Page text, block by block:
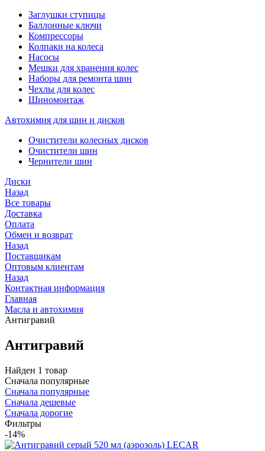
Заглушки ступицы
Баллонные ключи
Компрессоры
Колпаки на колеса
Насосы
Мешки для хранения колес
Наборы для ремонта шин
Чехлы для колес
Шиномонтаж
Автохимия для шин и дисков
Очистители колесных дисков
Очистители шин
Чернители шин
Диски
Назад
Все товары
Доставка
Оплата
Обмен и возврат
Назад
Поставщикам
Оптовым клиентам
Назад
Контактная информация
Главная
Масла и автохимия
Антигравий
Антигравий
Найден 1 товар
Сначала популярные
Сначала популярные
Сначала дешевые
Сначала дорогие
Фильтры
-14%